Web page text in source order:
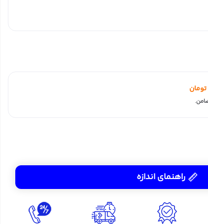
تومان
راهنمای اندازه